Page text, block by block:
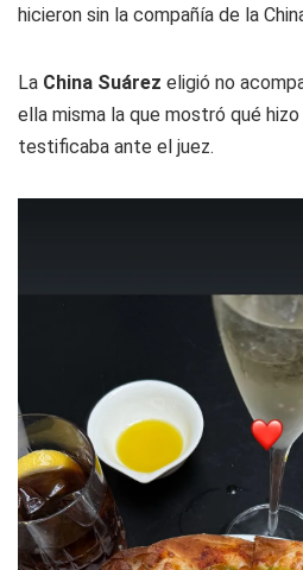
hicieron sin la compañía de la
La China Suárez eligió no
ella misma la que mostró qué
testificaba ante el juez.